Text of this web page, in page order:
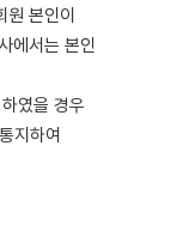
본인이
에서는 본인
였을 경우
지하여